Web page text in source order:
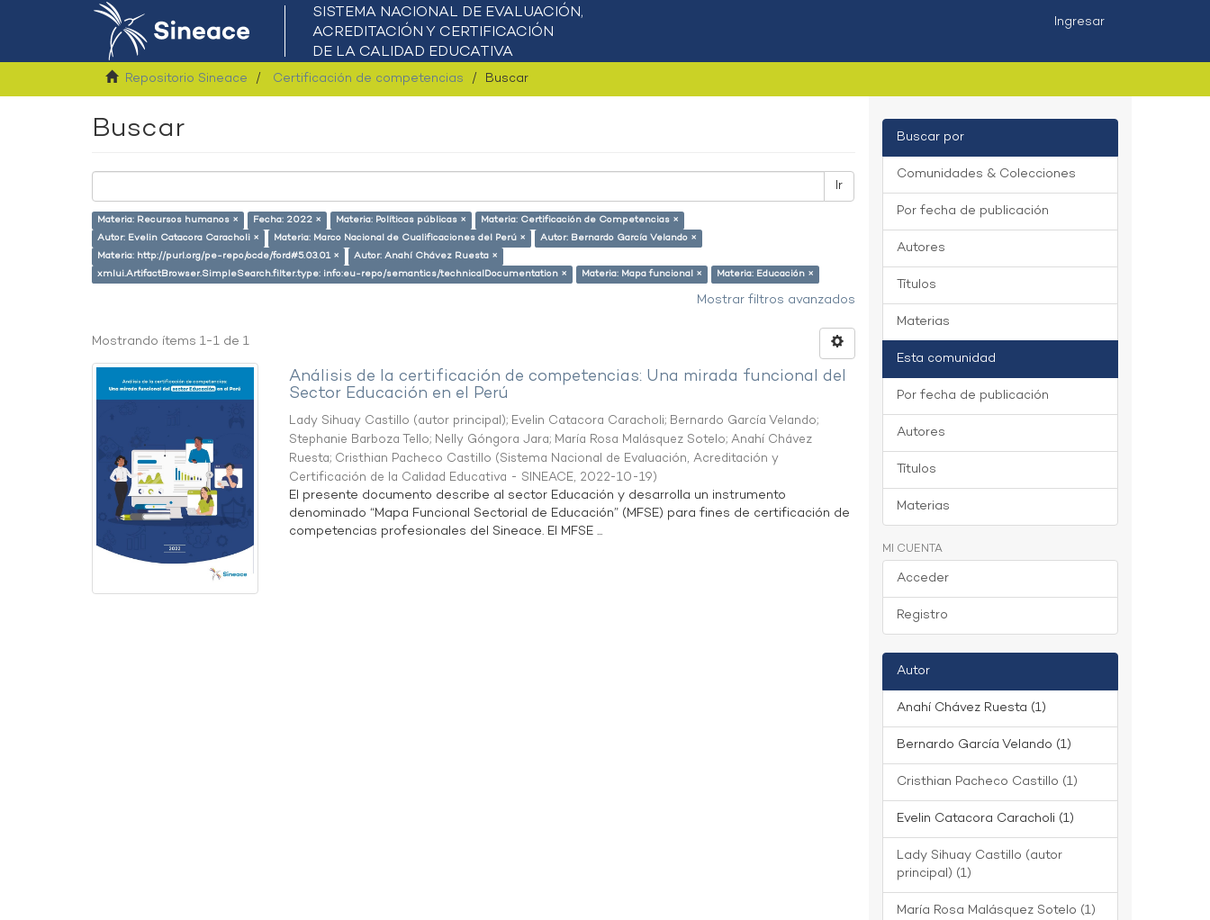
Ingresar
Repositorio Sineace Certificación de competencias Buscar
Buscar
Ir
Materia: Recursos humanos × Fecha: 2022 × Materia: Políticas públicas ×
Materia: Certificación de Competencias ×
Autor: Evelin Catacora Caracholi ×
Materia: Marco Nacional de Cualificaciones del Perú ×
Autor: Bernardo García Velando ×
Materia: http://purl.org/pe-repo/ocde/ford#5.03.01 ×
Autor: Anahí Chávez Ruesta ×
xmlui.ArtifactBrowser.SimpleSearch.filter.type: info:eu-repo/semantics/technicalDocumentation ×
Materia: Mapa funcional × Materia: Educación ×
Mostrar filtros avanzados
Mostrando ítems 1-1 de 1
Análisis de la certificación de competencias: Una mirada funcional del
Sector Educación en el Perú
Lady Sihuay Castillo (autor principal); Evelin Catacora Caracholi; Bernardo García Velando;
Stephanie Barboza Tello; Nelly Góngora Jara; María Rosa Malásquez Sotelo;Anahí Chávez
Ruesta; Cristhian Pacheco Castillo (Sistema Nacional de Evaluación, Acreditación y
Certificación de la Calidad Educativa - SINEACE, 2022-10-19)
El presente documento describe al sector Educación y desarrolla un instrumento
denominado “Mapa Funcional Sectorial de Educación” (MFSE) para fines de certificación de
competencias profesionales del Sineace. El MFSE ...
Buscar por
Comunidades & Colecciones
Por fecha de publicación
Autores
Títulos
Materias
Esta comunidad
Por fecha de publicación
Autores
Títulos
Materias
MI CUENTA
Acceder
Registro
Autor
Anahí Chávez Ruesta (1)
Bernardo García Velando (1)
Cristhian Pacheco Castillo (1)
Evelin Catacora Caracholi (1)
Lady Sihuay Castillo (autor
principal) (1)
María Rosa Malásquez Sotelo (1)